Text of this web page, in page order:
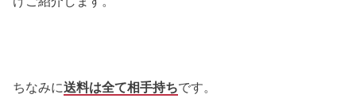
ちなみに送料は全て相手持ちです。